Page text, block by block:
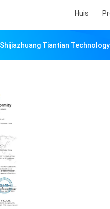
Huis
Shijiazhuang Tiantian